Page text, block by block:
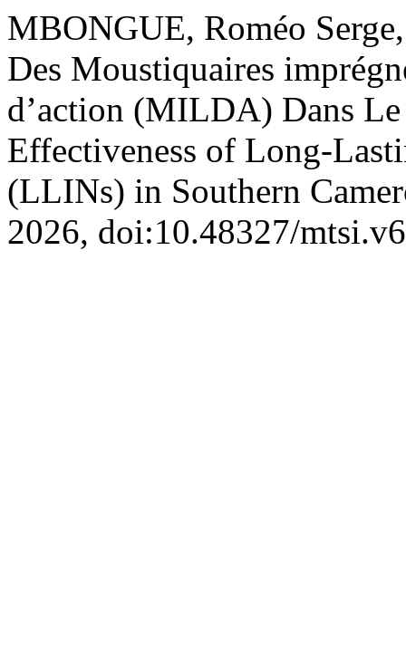
MBONGUE, Roméo
Des Moustiquaires
d’action (MILDA) Dans
Effectiveness of Long-
(LLINs) in Southern
2026, doi:10.48327/